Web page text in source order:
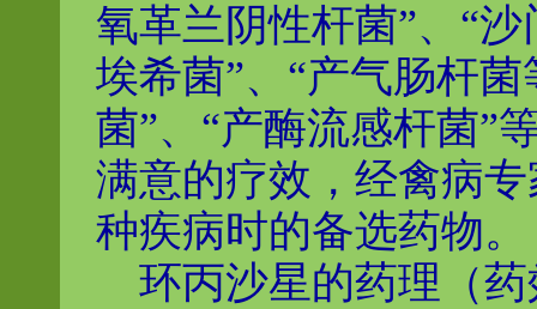
氧革兰阴性杆菌”、“
埃希菌”、“产气肠杆
菌”、“产酶流感杆菌”
满意的疗效，经禽病
种疾病时的备选药物。
环丙沙星的药理（药